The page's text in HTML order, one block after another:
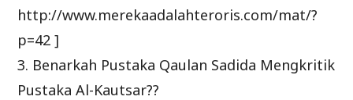
http://www.merekaadalahteroris.com/mat/?
p=42 ]
3. Benarkah Pustaka Qaulan Sadida Mengkritik
Pustaka Al-Kautsar??